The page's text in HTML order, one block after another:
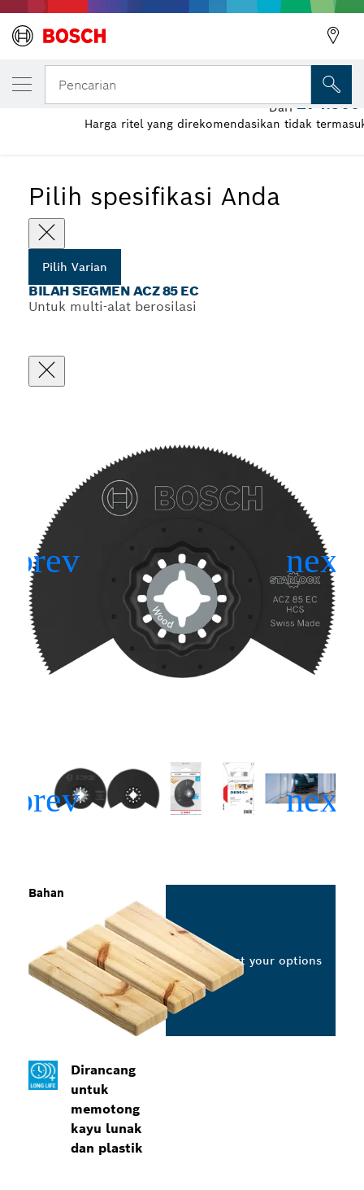
Pencarian
Bilah Segmen ACZ 85 EC
Pilih spesifikasi Anda
Pilih Varian
BILAH SEGMEN ACZ 85 EC
Untuk multi-alat berosilasi
Dirancang
untuk
memotong
kayu lunak
dan plastik
Bahan
Select your options
VARIAN PILIHAN ANDA
Bilah Segmen ACZ 85 EC
Dari274.900
Harga ritel yang direkomendasikan tidak